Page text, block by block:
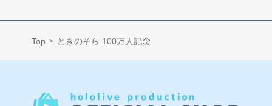
Top ときのそら 100万人記念